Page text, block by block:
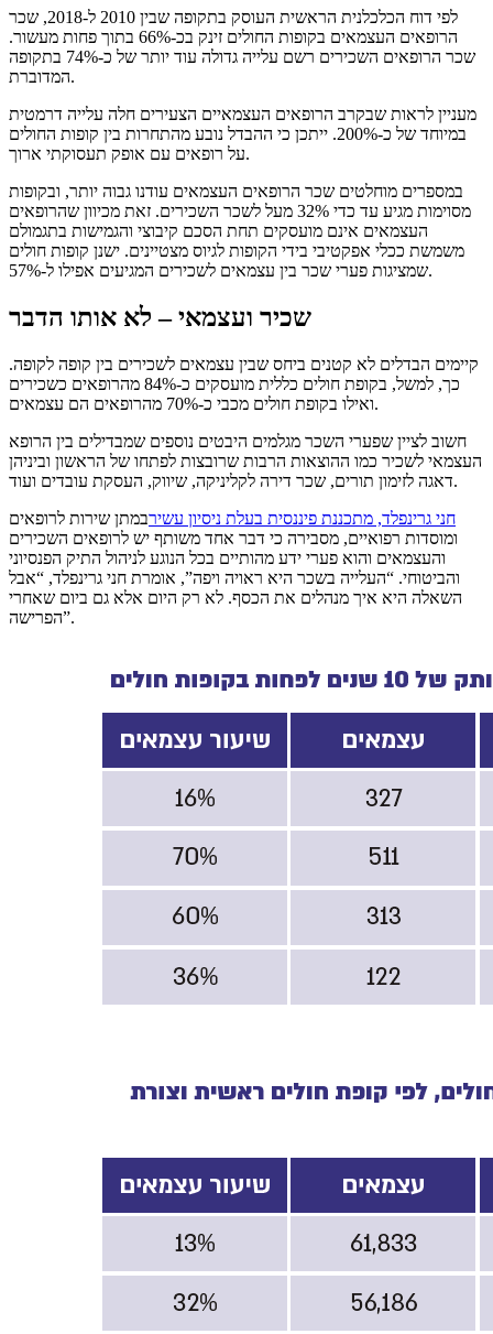
לפי דוח הכלכלנית הראשית העוסק בתקופה שבין 2010 ל-2018, שכר
הרופאים העצמאים בקופות החולים זינק בכ-66% בתוך פחות מעשור.
שכר הרופאים השכירים רשם עלייה גדולה עוד יותר של כ-74% בתקופה
המדוברת.
מעניין לראות שבקרב הרופאים העצמאיים הצעירים חלה עלייה דרמטית
במיוחד של כ-200%. ייתכן כי ההבדל נובע מהתחרות בין קופות החולים
על רופאים עם אופק תעסוקתי ארוך.
במספרים מוחלטים שכר הרופאים העצמאים עודנו גבוה יותר, ובקופות
מסוימות מגיע עד כדי 32% מעל לשכר השכירים. זאת מכיוון שהרופאים
העצמאים אינם מועסקים תחת הסכם קיבוצי והגמישות בתגמולם
משמשת ככלי אפקטיבי בידי הקופות לגיוס מצטיינים. ישנן קופות חולים
שמציגות פערי שכר בין עצמאים לשכירים המגיעים אפילו ל-57%.
שכיר ועצמאי – לא אותו הדבר
קיימים הבדלים לא קטנים ביחס שבין עצמאים לשכירים בין קופה לקופה.
כך, למשל, בקופת חולים כללית מועסקים כ-84% מהרופאים כשכירים
ואילו בקופת חולים מכבי כ-70% מהרופאים הם עצמאים.
חשוב לציין שפערי השכר מגלמים היבטים נוספים שמבדילים בין הרופא
העצמאי לשכיר כמו ההוצאות הרבות שרובצות לפתחו של הראשון וביניהן
דאגה לזימון תורים, שכר דירה לקליניקה, שיווק, העסקת עובדים ועוד.
חני גרינפלד, מתכננת פיננסית בעלת ניסיון עשירבמתן שירות לרופאים
ומוסדות רפואיים, מסבירה כי דבר אחד משותף יש לרופאים השכירים
והעצמאים והוא פערי ידע מהותיים בכל הנוגע לניהול התיק הפנסיוני
והביטוחי. “העלייה בשכר היא ראויה ויפה”, אומרת חני גרינפלד, “אבל
השאלה היא איך מנהלים את הכסף. לא רק היום אלא גם ביום שאחרי
הפרישה”.